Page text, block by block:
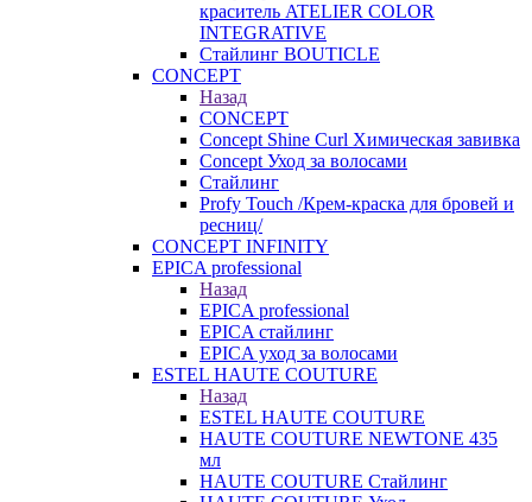
краситель ATELIER COLOR
INTEGRATIVE
Стайлинг BOUTICLE
CONCEPT
Назад
CONCEPT
Concept Shine Curl Химическая завивка
Concept Уход за волосами
Стайлинг
Profy Touch /Крем-краска для бровей и
ресниц/
CONCEPT INFINITY
EPICA professional
Назад
EPICA professional
EPICA стайлинг
EPICA уход за волосами
ESTEL HAUTE COUTURE
Назад
ESTEL HAUTE COUTURE
HAUTE COUTURE NEWTONE 435
мл
HAUTE COUTURE Стайлинг